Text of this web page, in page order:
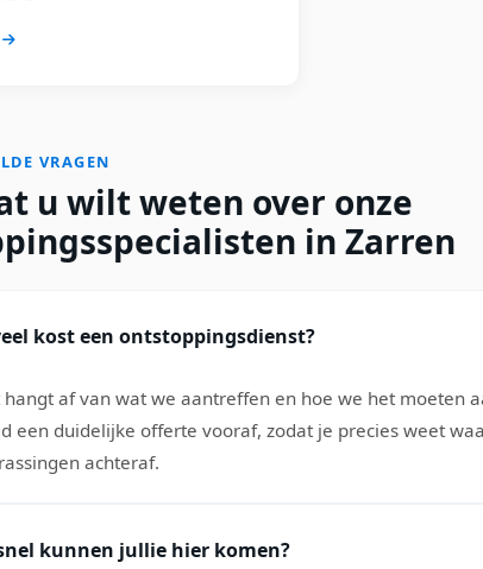
VRAGEN
u wilt weten over onze
in Zarren
kost een ontstoppingsdienst?
hangt af van wat we aantreffen en hoe we het moeten
een duidelijke offerte vooraf, zodat je precies weet
achteraf.
kunnen jullie hier komen?